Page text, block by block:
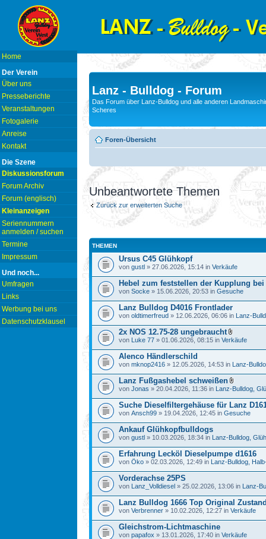
Home
Der Verein
Über uns
Presseberichte
Veranstaltungen
Fotogalerie
Anreise
Kontakt
Die Szene
Diskussionsforum
Forum Archiv
Forum (englisch)
Kleinanzeigen
Seriennummern
anmelden / suchen
Termine
Impressum
Und noch...
Umfragen
Links
Werbung bei uns
Datenschutzklausel
Lanz - Bulldog - Forum
Das Forum über Lanz-Bulldog und alle anderen
Scheres
Foren-Übersicht
Unbeantwortete Themen
Zurück zur erweiterten Suche
THEMEN
Ursus C45 Glühkopf
von gustl » 27.06.2026, 15:14 in Verkäufe
Hebel zum feststellen der Kupplung
von Socke » 15.06.2026, 20:53 in Gesuche
Lanz Bulldog D4016 Frontlader
von oldtimerfreud » 12.06.2026, 06:06 in Lanz-
2x NOS 12.75-28 ungebraucht
von Luke 77 » 01.06.2026, 08:15 in Verkäufe
Alenco Händlerschild
von mknop2416 » 12.05.2026, 14:53 in Lanz-
Lanz Fußgashebel schweißen
von Jonas » 20.04.2026, 11:36 in Lanz-Bulldog,
Suche Dieselfiltergehäuse für Lanz
von Ansch99 » 19.04.2026, 12:45 in Gesuche
Ankauf Glühkopfbulldogs
von gustl » 10.03.2026, 18:34 in Lanz-Bulldog,
Erfahrung Lecköl Dieselpumpe d1616
von Öko » 02.03.2026, 12:49 in Lanz-Bulldog,
Vorderachse 25PS
von Lanz_Volldiesel » 25.02.2026, 13:06 in Lanz-
Lanz Bulldog 1666 Top Original
von Verbrenner » 10.02.2026, 12:27 in Verkäufe
Gleichstrom-Lichtmaschine
von papafox » 13.01.2026, 17:40 in Verkäufe